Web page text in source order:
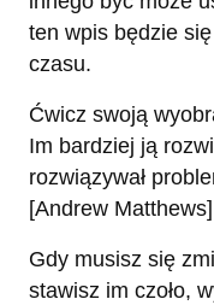
ten wpis będzie się
czasu.
Ćwicz swoją
Im bardziej ją
rozwiązywał
[Andrew Matthews]
Gdy musisz się
stawisz im czoło,